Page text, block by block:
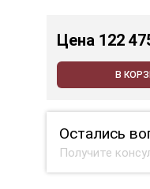
Цена 122
В
Остались
Получите